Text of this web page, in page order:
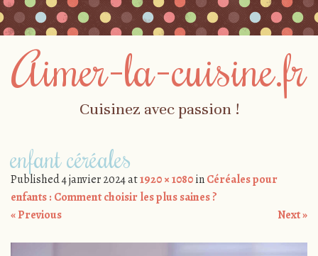
Aimer-la-cuisine.fr
Cuisinez avec passion !
Menu
enfant céréales
Published4 janvier 2024at1920 × 1080inCéréales pour
enfants : Comment choisir les plus saines ?
« Previous
Next »